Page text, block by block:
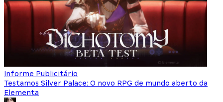
Informe Publicitário
Testamos Silver Palace: O novo RPG de mundo aberto da
Elementa